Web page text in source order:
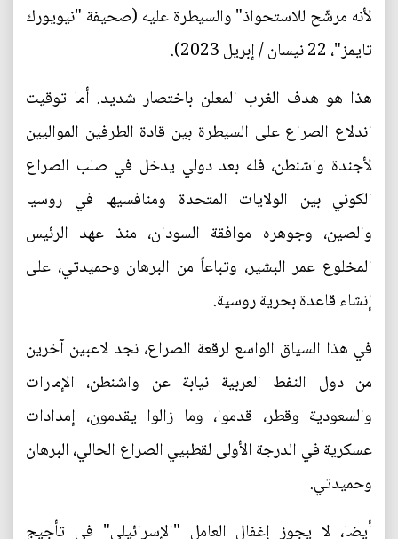
لأنه مرشّح للاستحواذ" والسيطرة عليه (صحيفة "نيويورك
تايمز"، 22 نيسان / إبريل 2023).
هذا هو هدف الغرب المعلن باختصار شديد. أما توقيت
اندلاع الصراع على السيطرة بين قادة الطرفين المواليين
لأجندة واشنطن، فله بعد دولي يدخل في صلب الصراع
الكوني بين الولايات المتحدة ومنافسيها في روسيا
والصين، وجوهره موافقة السودان، منذ عهد الرئيس
المخلوع عمر البشير، وتباعاً من البرهان وحميدتي، على
إنشاء قاعدة بحرية روسية.
في هذا السياق الواسع لرقعة الصراع، نجد لاعبين آخرين
من دول النفط العربية نيابة عن واشنطن، الإمارات
والسعودية وقطر، قدموا، وما زالوا يقدمون، إمدادات
عسكرية في الدرجة الأولى لقطبيي الصراع الحالي، البرهان
وحميدتي.
أيضا، لا يجوز إغفال العامل "الإسرائيلي" في تأجيج